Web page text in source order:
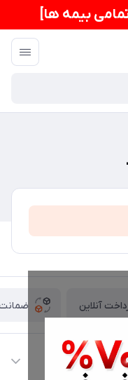
بیمه ها]
آنلاین ضمانت